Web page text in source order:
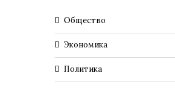
Общество
Экономика
Политика